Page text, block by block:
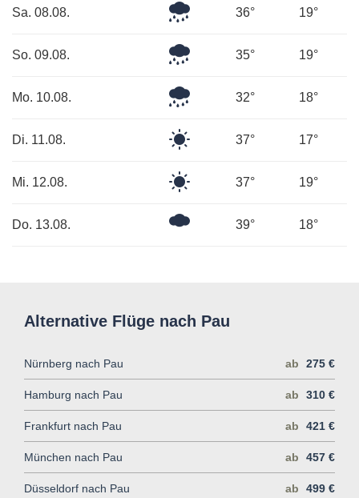
Sa. 08.08. 36° 19°
So. 09.08.
Mäßiger35° 19°
Mo. 10.08.
Mäßiger32° 18°
Di. 11.08. 37° 17°
Mi. 12.08. 37° 19°
Do. 13.08. 39° 18°
Alternative Flüge nach Pau
Nürnberg nach Pau ab 275 €
Hamburg nach Pau ab 310 €
Frankfurt nach Pau ab 421 €
München nach Pau ab 457 €
Düsseldorf nach Pau ab 499 €